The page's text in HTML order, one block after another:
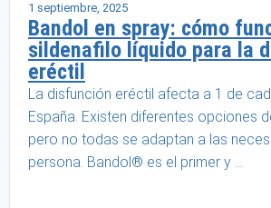
1 septiembre, 2025
Bandol en spray: cómo
sildenafilo líquido para la
eréctil
La disfunción eréctil afecta a 1 de
España. Existen diferentes opciones
pero no todas se adaptan a las
persona. Bandol® es el primer y ...